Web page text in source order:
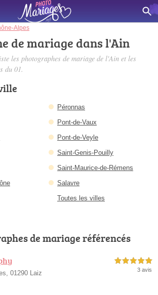
Alpes
de mariage dans l'Ain
les photographes de mariage de l'Ain et les
du 01.
Péronnas
Pont-de-Vaux
Pont-de-Veyle
Saint-Genis-Pouilly
Saint-Maurice-de-Rémens
Salavre
Toutes les villes
de mariage référencés
01290 Laiz
5,0 étoiles sur 5
3 avis